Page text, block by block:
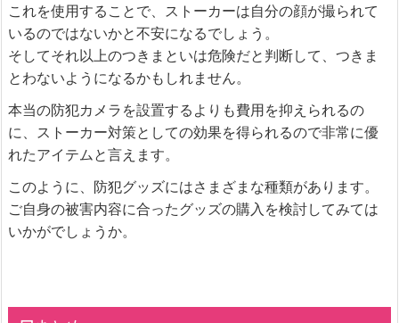
これを使用することで、ストーカーは自分の顔が撮られて
いるのではないかと不安になるでしょう。
そしてそれ以上のつきまといは危険だと判断して、つきま
とわないようになるかもしれません。
本当の防犯カメラを設置するよりも費用を抑えられるの
に、ストーカー対策としての効果を得られるので非常に優
れたアイテムと言えます。
このように、防犯グッズにはさまざまな種類があります。
ご自身の被害内容に合ったグッズの購入を検討してみては
いかがでしょうか。